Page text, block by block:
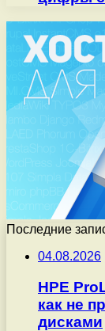
Последние
04.08.2026
HPE
как не
дисками